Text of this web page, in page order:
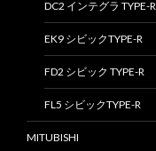
DC2 インテグラ TYPE-R
EK9 シビックTYPE-R
FD2 シビック TYPE-R
FL5 シビックTYPE-R
MITUBISHI